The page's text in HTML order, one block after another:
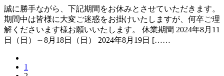
誠に勝手ながら、下記期間をお休みとさせていただきます。
期間中は皆様に大変ご迷惑をお掛けいたしますが、何卒ご理
解くださいます様お願いいたします。 休業期間 2024年8月11
日（日）～8月18日（日） 2024年8月19日 [……
1